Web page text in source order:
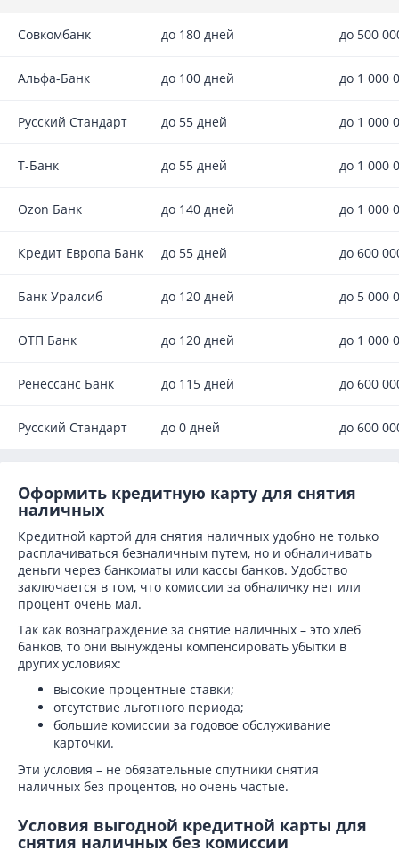
Совкомбанк до 180 дней до 500
Альфа-Банк до 100 дней до 1 000
Русский Стандарт до 55 дней до 1 000
Т-Банк до 55 дней до 1 000
Ozon Банк до 140 дней до 1 000
Кредит Европа Банк до 55 дней до 600
Банк Уралсиб до 120 дней до 5 000
ОТП Банк до 120 дней до 1 000
Ренессанс Банк до 115 дней до 600
Русский Стандарт до 0 дней до 600
Оформить кредитную карту для снятия
наличных
Кредитной картой для снятия наличных удобно не только
расплачиваться безналичным путем, но и обналичивать
деньги через банкоматы или кассы банков. Удобство
заключается в том, что комиссии за обналичку нет или
процент очень мал.
Так как вознаграждение за снятие наличных – это хлеб
банков, то они вынуждены компенсировать убытки в
других условиях:
высокие процентные ставки;
отсутствие льготного периода;
большие комиссии за годовое обслуживание
карточки.
Эти условия – не обязательные спутники снятия
наличных без процентов, но очень частые.
Условия выгодной кредитной карты для
снятия наличных без комиссии